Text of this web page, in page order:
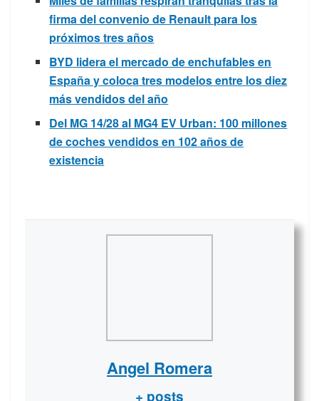
firma del convenio de Renault para los
próximos tres años
BYD lidera el mercado de enchufables en
España y coloca tres modelos entre los diez
más vendidos del año
Del MG 14/28 al MG4 EV Urban: 100 millones
de coches vendidos en 102 años de
existencia
Angel Romera
+ posts